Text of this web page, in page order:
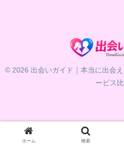
© 2026 出会いガイド｜本当に出会
ービス比
ホーム 検索